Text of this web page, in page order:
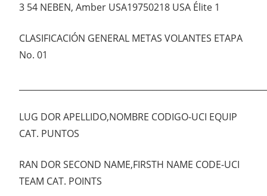
3 54 NEBEN, Amber USA19750218 USA Élite 1
CLASIFICACIÓN GENERAL METAS VOLANTES ETAPA
No. 01
LUG DOR APELLIDO,NOMBRE CODIGO-UCI EQUIP
CAT. PUNTOS
RAN DOR SECOND NAME,FIRSTH NAME CODE-UCI
TEAM CAT. POINTS